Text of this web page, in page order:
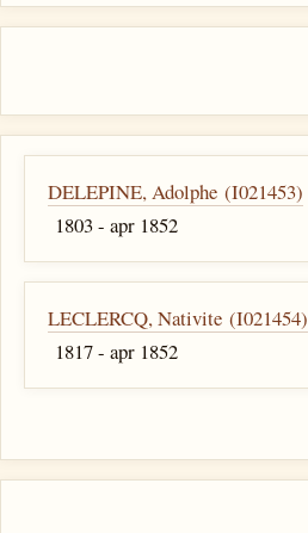
DELEPINE, Adolphe (I021453)
1803 - apr 1852
LECLERCQ, Nativite (I021454)
1817 - apr 1852